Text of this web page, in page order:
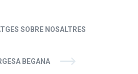
SOBRE NOSALTRES
BEGANA